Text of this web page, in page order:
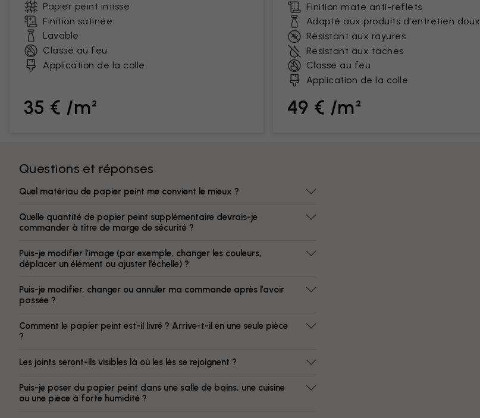
Papier peint intissé
Finition satinée
Lavable
Classé au feu
Application de la colle
35 € /m²
Finition mate anti-reflets
Adapté aux produits d'entretien doux
Résistant aux rayures
Résistant aux taches
Classé au feu
Application de la colle
49 € /m²
Questions et réponses
Quel matériau de papier peint me convient le mieux ?
Quelle quantité de papier peint supplémentaire devrais-je
commander à titre de marge de sécurité ?
Puis-je modifier l’image (par exemple, changer les couleurs,
déplacer un élément ou ajuster l’échelle) ?
Puis-je modifier, changer ou annuler ma commande après l’avoir
passée ?
Comment le papier peint est-il livré ? Arrive-t-il en une seule pièce
?
Les joints seront-ils visibles là où les lés se rejoignent ?
Puis-je poser du papier peint dans une salle de bains, une cuisine
ou une pièce à forte humidité ?